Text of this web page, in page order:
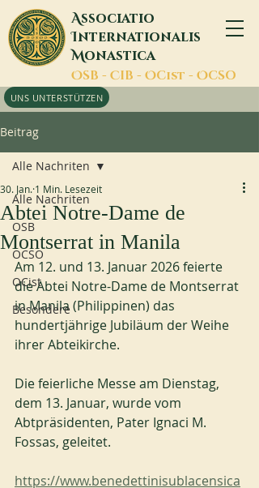
Associatio
Internationalis
Monastica
OSB - CIB - OCist - OCSO
UNS UNTERSTÜTZEN
Beitrag
Alle Nachriten
OSB
OCSO
OCist
Besondere
Alle Nachriten
Abtei Notre-Dame de
Montserrat in Manila
30. Jan. 1 Min. Lesezeit
Am 12. und 13. Januar 2026 feierte
die Abtei Notre-Dame de Montserrat
in Manila (Philippinen) das
hundertjährige Jubiläum der Weihe
ihrer Abteikirche.
Die feierliche Messe am Dienstag,
dem 13. Januar, wurde vom
Abtpräsidenten, Pater Ignaci M.
Fossas, geleitet.
https://www.benedettinisublacensica